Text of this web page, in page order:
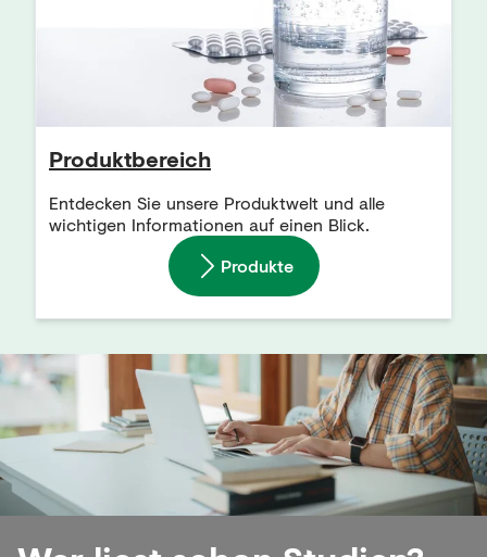
Produktbereich
Entdecken Sie unsere Produktwelt und alle
wichtigen Informationen auf einen Blick.
Produkte